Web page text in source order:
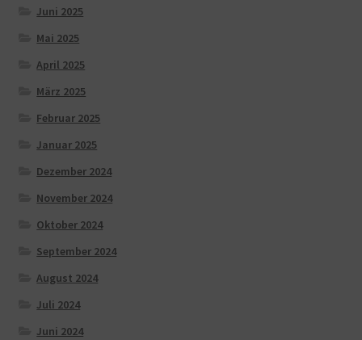
Juni 2025
Mai 2025
April 2025
März 2025
Februar 2025
Januar 2025
Dezember 2024
November 2024
Oktober 2024
September 2024
August 2024
Juli 2024
Juni 2024